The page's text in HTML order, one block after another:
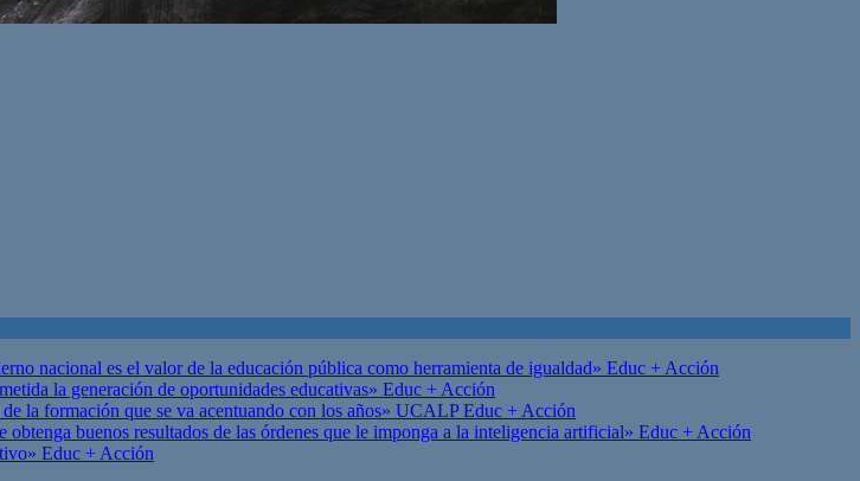
nacional es el valor de la educación pública como herramienta de igualdad» Educ + Acción
la generación de oportunidades educativas» Educ + Acción
la formación que se va acentuando con los años» UCALPEduc + Acción
buenos resultados de las órdenes que le imponga a la inteligencia artificial» Educ + Acción
Educ + Acción